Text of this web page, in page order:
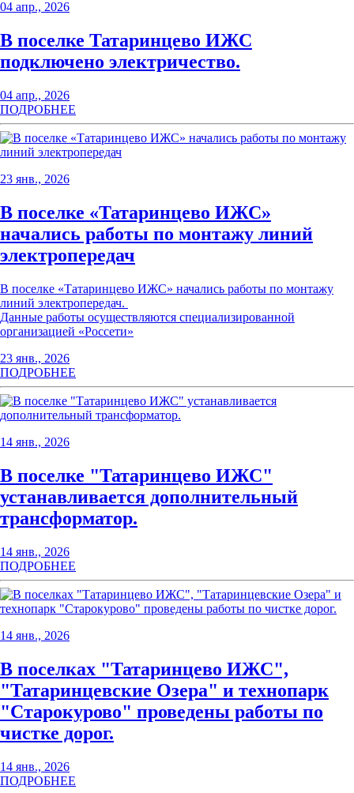
04 апр., 2026
В поселке Татаринцево ИЖС
подключено электричество.
04 апр., 2026
ПОДРОБНЕЕ
23 янв., 2026
В поселке «Татаринцево ИЖС»
начались работы по монтажу линий
электропередач
В поселке «Татаринцево ИЖС» начались работы по монтажу
линий электропередач.
Данные работы осуществляются специализированной
организацией «Россети»
23 янв., 2026
ПОДРОБНЕЕ
14 янв., 2026
В поселке "Татаринцево ИЖС"
устанавливается дополнительный
трансформатор.
14 янв., 2026
ПОДРОБНЕЕ
14 янв., 2026
В поселках "Татаринцево ИЖС",
"Татаринцевские Озера" и технопарк
"Старокурово" проведены работы по
чистке дорог.
14 янв., 2026
ПОДРОБНЕЕ